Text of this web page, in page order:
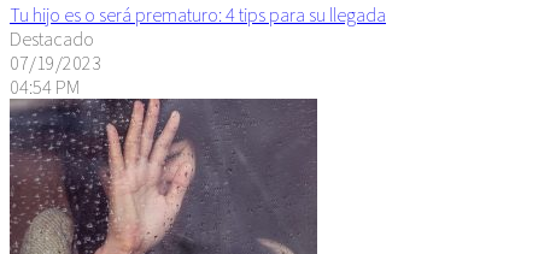
Tu hijo es o será prematuro: 4 tips para su llegada
Destacado
07/19/2023
04:54 PM